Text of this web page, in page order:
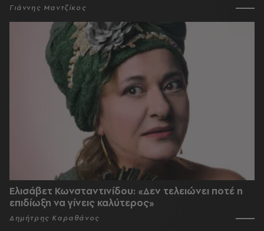
Γιάννης Μαντζίκος
Ελισάβετ Κωνσταντινίδου: «Δεν τελειώνει ποτέ η
επιδίωξη να γίνεις καλύτερος»
Δημήτρης Καραθάνος